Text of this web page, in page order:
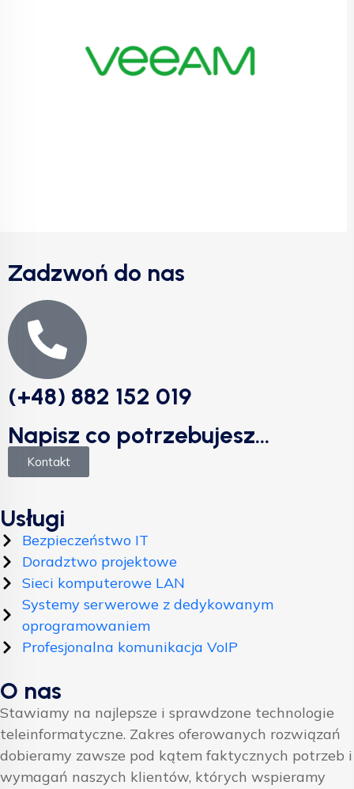
Zadzwoń do nas
(+48) 882 152 019
Napisz co potrzebujesz...
Kontakt
Usługi
Bezpieczeństwo IT
Doradztwo projektowe
Sieci komputerowe LAN
Systemy serwerowe z dedykowanym
oprogramowaniem
Profesjonalna komunikacja VoIP
O nas
Stawiamy na najlepsze i sprawdzone technologie
teleinformatyczne. Zakres oferowanych rozwiązań
dobieramy zawsze pod kątem faktycznych potrzeb i
wymagań naszych klientów, których wspieramy